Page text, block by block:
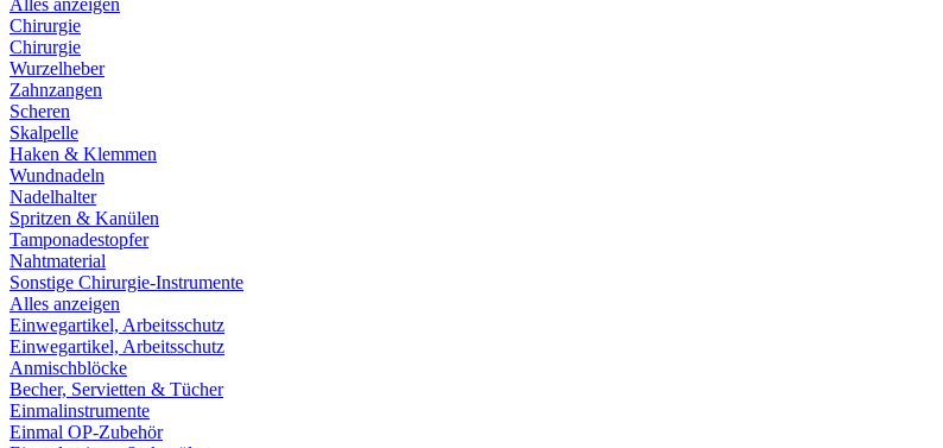
Alles anzeigen
Chirurgie
Chirurgie
Wurzelheber
Zahnzangen
Scheren
Skalpelle
Haken & Klemmen
Wundnadeln
Nadelhalter
Spritzen & Kanülen
Tamponadestopfer
Nahtmaterial
Sonstige Chirurgie-Instrumente
Alles anzeigen
Einwegartikel, Arbeitsschutz
Einwegartikel, Arbeitsschutz
Anmischblöcke
Becher, Servietten & Tücher
Einmalinstrumente
Einmal OP-Zubehör